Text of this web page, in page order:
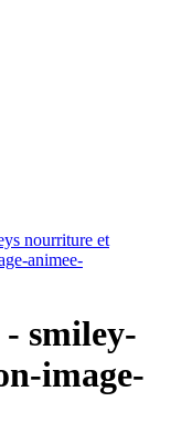
nourriture et
animee-
smiley-
image-